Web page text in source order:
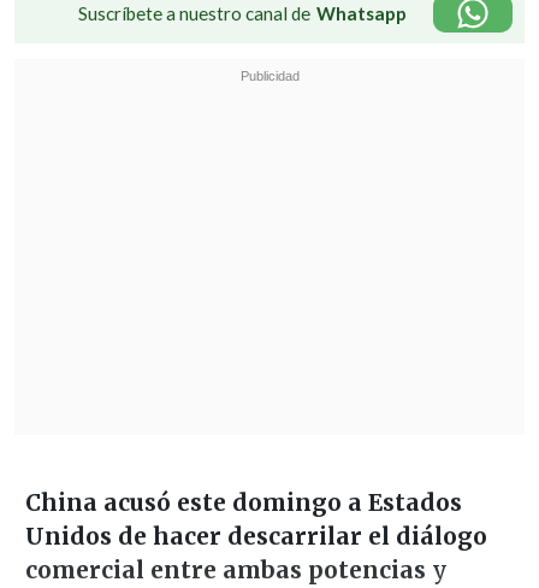
Suscríbete a nuestro canal de Whatsapp
China acusó este domingo a Estados
Unidos de hacer descarrilar el diálogo
comercial entre ambas potencias y